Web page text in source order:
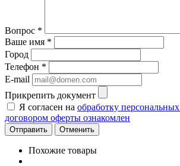
Вопрос *
Ваше имя *
Город
Телефон *
E-mail
Прикрепить документ
Я согласен на обработку
договором оферты ознакомлен
Отменить
Похожие товары